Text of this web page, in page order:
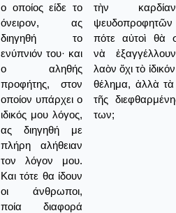
ο οποίος είδε το
όνειρον, ας
διηγηθή το
ενύπνιόν του· και
ο αληθής
προφήτης, στον
οποίον υπάρχει ο
ιδικός μου λόγος,
ας διηγηθή με
πλήρη αλήθειαν
τον λόγον μου.
Και τότε θα ίδουν
οι άνθρωποι,
ποία διαφορά
τὴν
ψευδοπροφητῶν
πότε αὐτοὶ θὰ
νὰ
λαὸν ὄχι τὸ
θέλημα, ἀλλὰ
τῆς
των;